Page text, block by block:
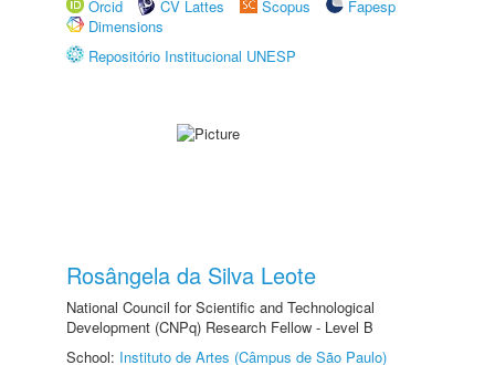
Orcid
CV Lattes Scopus
Fapesp
Dimensions
Repositório Institucional UNESP
Rosângela da Silva Leote
National Council for Scientific and Technological
Development (CNPq) Research Fellow - Level B
School: Instituto de Artes (Câmpus de São Paulo)